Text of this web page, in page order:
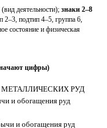
деятельности); знаки 2–8
2–3, подтип 4–5, группа 6,
состояние и физическая
цифры)
РУД
и обогащения руд
и обогащения руд